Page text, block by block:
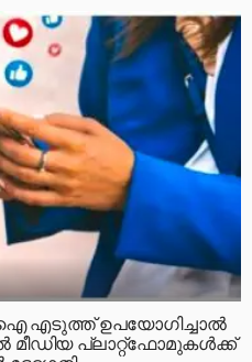
എടുത്ത് ഉപയോഗിച്ചാല്‍
പ്ലാറ്റ്‌ഫോമുകള്‍ക്ക്